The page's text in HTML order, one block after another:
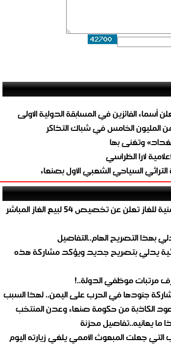
أسماء الفائزين في المسابقة الدولية الاولى
الخامس في شباك التذاكر
وتغنى بها
لارا الظراسي
السياحي الشعبي الأول بصنعاء
عاجل..الشركة اليمنية للغاز تعلن عن تخصيص 54 لبيع الغاز المباشر
بهذا التصريح الهام..التفاصيل
يدلي بتصريح جديد ويؤكد مشاركة هذه
مرتبات موظفي الدولة..!
جنودها في الحرب على اليمن.. لهذا السبب
الكاذبة من حكومة صنعاء وعدن المنتخب
ما يعانيه..تفاصيل محزنة
التي جعلت المبعوث الأممي يلغي زيارته اليوم